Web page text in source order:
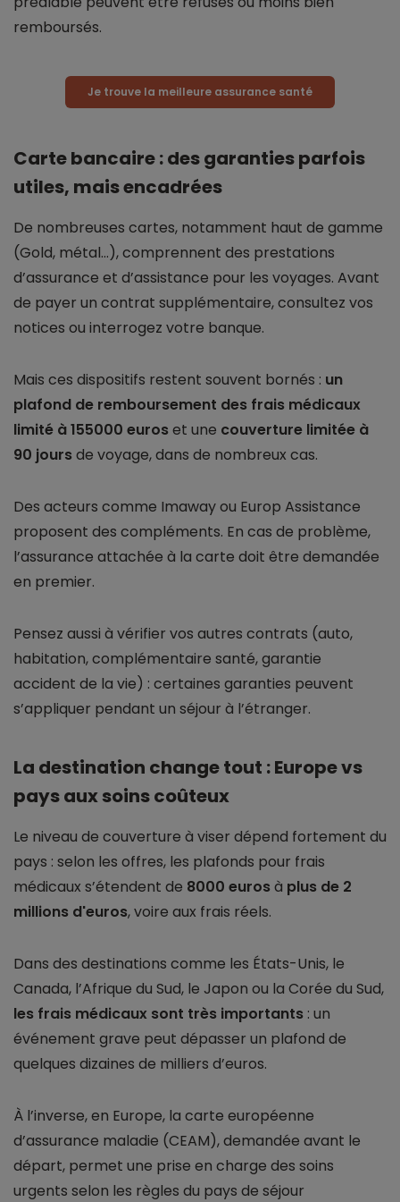
remboursés.
Je trouve la meilleure assurance santé
Carte bancaire : des garanties parfois
utiles, mais encadrées
De nombreuses cartes, notamment haut de gamme
(Gold, métal…), comprennent des prestations
d’assurance et d’assistance pour les voyages. Avant
de payer un contrat supplémentaire, consultez vos
notices ou interrogez votre banque.
Mais ces dispositifs restent souvent bornés : un
plafond de remboursement des frais médicaux
limité à 155000 euroset une couverture limitée à
90 joursde voyage, dans de nombreux cas.
Des acteurs comme Imaway ou Europ Assistance
proposent des compléments. En cas de problème,
l’assurance attachée à la carte doit être demandée
en premier.
Pensez aussi à vérifier vos autres contrats (auto,
habitation, complémentaire santé, garantie
accident de la vie) : certaines garanties peuvent
s’appliquer pendant un séjour à l’étranger.
La destination change tout : Europe vs
pays aux soins coûteux
Le niveau de couverture à viser dépend fortement du
pays : selon les offres, les plafonds pour frais
médicaux s’étendent de 8000 eurosà plus de 2
millions d'euros, voire aux frais réels.
Dans des destinations comme les États-Unis, le
Canada, l’Afrique du Sud, le Japon ou la Corée du Sud,
les frais médicaux sont très importants : un
événement grave peut dépasser un plafond de
quelques dizaines de milliers d’euros.
À l’inverse, en Europe, la carte européenne
d’assurance maladie (CEAM), demandée avant le
départ, permet une prise en charge des soins
urgents selon les règles du pays de séjour